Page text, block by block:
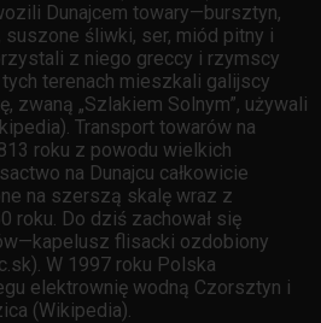
Dunajcem towary—bursztyn,
suszone śliwki, ser, miód pitny i
z niego greccy i rzymscy
terenach mieszkali galijscy
zwaną „Szlakiem Solnym”, używali
Transport towarów na
roku z powodu wielkich
na Dunajcu całkowicie
na szerszą skalę wraz z
roku. Do dziś zachował się
flisacki ozdobiony
W 1997 roku Polska
elektrownię wodną Czorsztyn i
(Wikipedia).